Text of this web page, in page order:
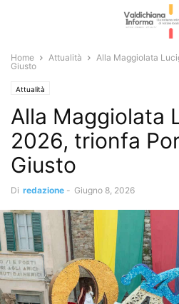
Home Attualità
Alla Maggiolata
Giusto
Attualità
Alla Maggiolata
2026, trionfa
Giusto
Di redazione - Giugno 8, 2026